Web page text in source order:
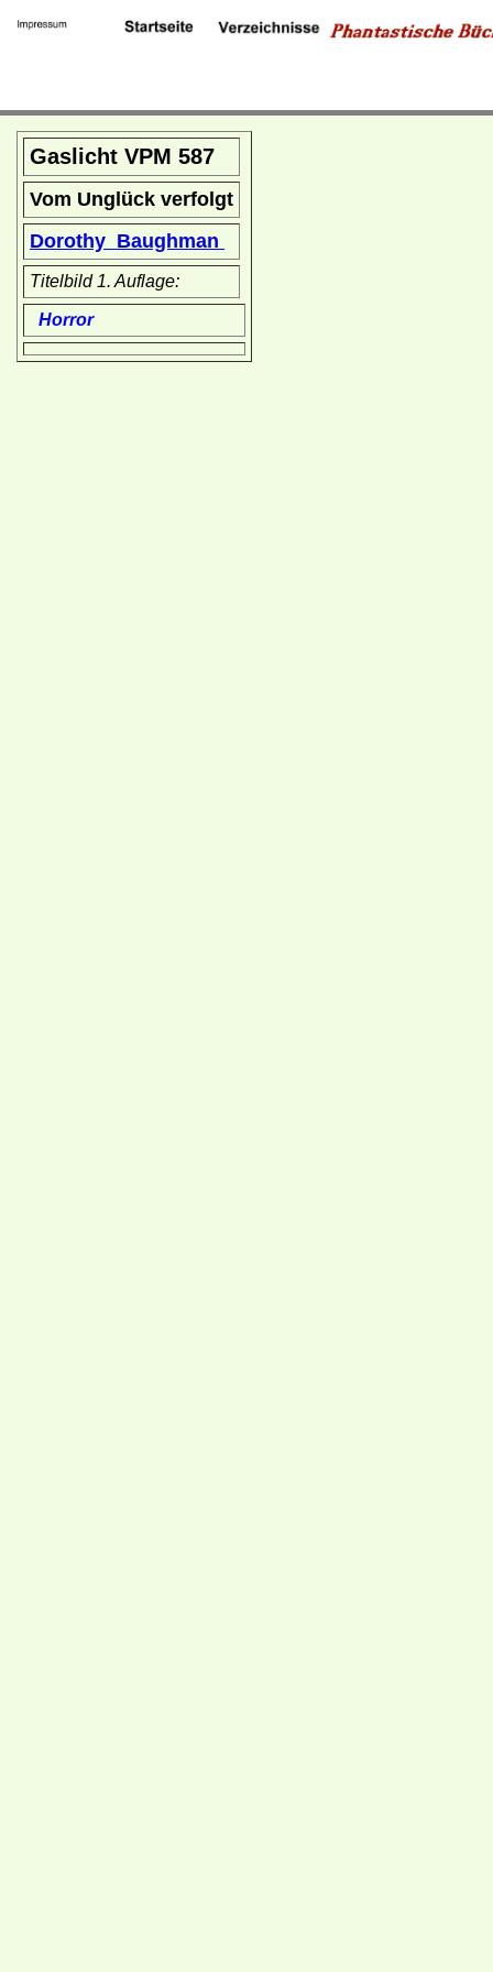
Gaslicht VPM 587
Vom Unglück verfolgt
Dorothy Baughman
Titelbild 1. Auflage:
Horror